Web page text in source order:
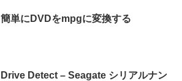
簡単にDVDをmpgに変換する
Drive Detect – Seagate シリアルナン